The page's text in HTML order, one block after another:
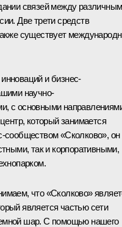
связей между
Две трети средств
существует
и бизнес-
научно-
с основными
который занимается
сообществом «Сколково», он
так и корпоративными,
что «Сколково»
является частью сети
шар. С помощью нашего